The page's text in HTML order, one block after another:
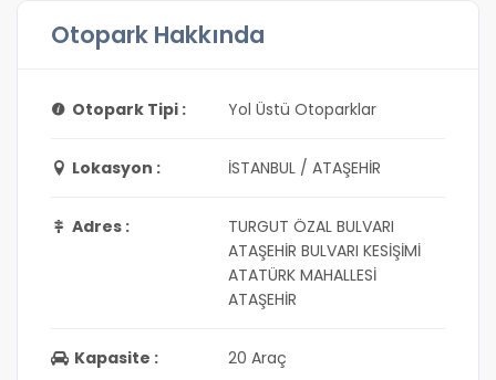
Otopark Hakkında
Otopark Tipi : Yol Üstü Otoparklar
Lokasyon : İSTANBUL / ATAŞEHİR
Adres :
TURGUT ÖZAL BULVARI
ATAŞEHİR BULVARI KESİŞİMİ
ATATÜRK MAHALLESİ
ATAŞEHİR
Kapasite : 20 Araç